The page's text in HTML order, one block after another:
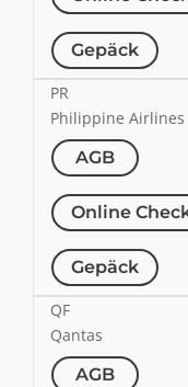
Gepäck
PR
Philippine Airlines
AGB
Online
Gepäck
QF
Qantas
AGB